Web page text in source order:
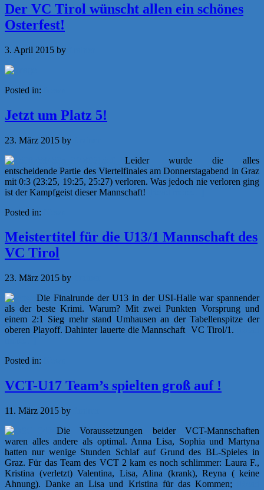
Der VC Tirol wünscht allen ein schönes
Osterfest!
3. April 2015 by
Posted in:
Jetzt um Platz 5!
23. März 2015 by
Leider wurde die alles
entscheidende Partie des Viertelfinales am Donnerstagabend in Graz
mit 0:3 (23:25, 19:25, 25:27) verloren. Was jedoch nie verloren ging
ist der Kampfgeist dieser Mannschaft!
Posted in:
Meistertitel für die U13/1 Mannschaft des
VC Tirol
23. März 2015 by
Die Finalrunde der U13 in der USI-Halle war spannender
als der beste Krimi. Warum? Mit zwei Punkten Vorsprung und
einem 2:1 Sieg mehr stand Umhausen an der Tabellenspitze der
oberen Playoff. Dahinter lauerte die Mannschaft VC Tirol/1.
Posted in:
VCT-U17 Team’s spielten groß auf !
11. März 2015 by
Die Voraussetzungen beider VCT-Mannschaften
waren alles andere als optimal. Anna Lisa, Sophia und Martyna
hatten nur wenige Stunden Schlaf auf Grund des BL-Spieles in
Graz. Für das Team des VCT 2 kam es noch schlimmer: Laura F.,
Kristina (verletzt) Valentina, Lisa, Alina (krank), Reyna ( keine
Ahnung). Danke an Lisa und Kristina für das Kommen;